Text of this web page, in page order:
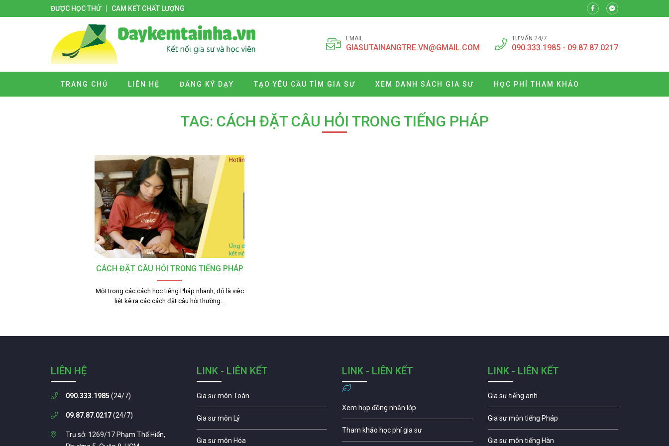
ĐƯỢC HỌC THỬ CAM KẾT CHẤT LƯỢNG
EMAIL
GIASUTAINANGTRE.VN@GMAIL.COM
TƯ VẤN 24/7
090.333.1985 - 09.87.87.0217
TRANG CHỦ LIÊN HỆ ĐĂNG KÝ DẠY TẠO YÊU CẦU TÌM GIA SƯ XEM DANH SÁCH GIA SƯ HỌC PHÍ THAM KHẢO
TAG: CÁCH ĐẶT CÂU HỎI TRONG TIẾNG PHÁP
CÁCH ĐẶT CÂU HỎI TRONG TIẾNG PHÁP
Một trong các cách học tiếng Pháp nhanh, đó là việc
liệt kê ra các cách đặt câu hỏi thường…
LIÊN HỆ
090.333.1985 (24/7)
09.87.87.0217(24/7)
Trụ sở: 1269/17 Phạm Thế Hiển,
LINK - LIÊN KẾT
Gia sư môn Toán
Gia sư môn Lý
Gia sư môn Hóa
LINK - LIÊN KẾT
Xem hợp đồng nhận lớp
Tham khảo học phí gia sư
LINK - LIÊN KẾT
Gia sư tiếng anh
Gia sư môn tiếng Pháp
Gia sư môn tiếng Hàn